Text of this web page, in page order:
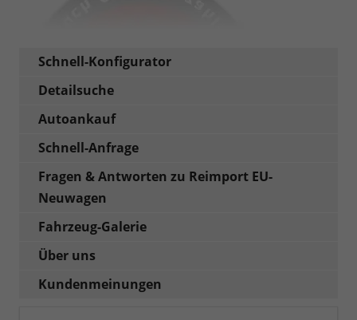
Schnell-Konfigurator
Detailsuche
Autoankauf
Schnell-Anfrage
Fragen & Antworten zu Reimport EU-
Neuwagen
Fahrzeug-Galerie
Über uns
Kundenmeinungen